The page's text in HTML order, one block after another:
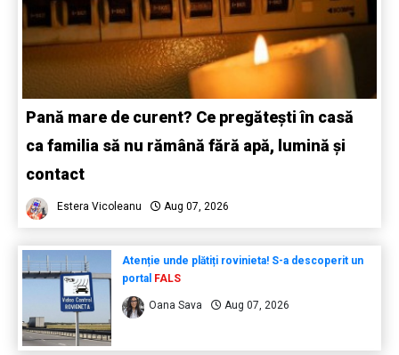
Pană mare de curent? Ce pregătești în casă
ca familia să nu rămână fără apă, lumină și
contact
Estera Vicoleanu Aug 07, 2026
Atenție unde plătiți rovinieta! S-a descoperit un
portal FALS
Oana Sava Aug 07, 2026